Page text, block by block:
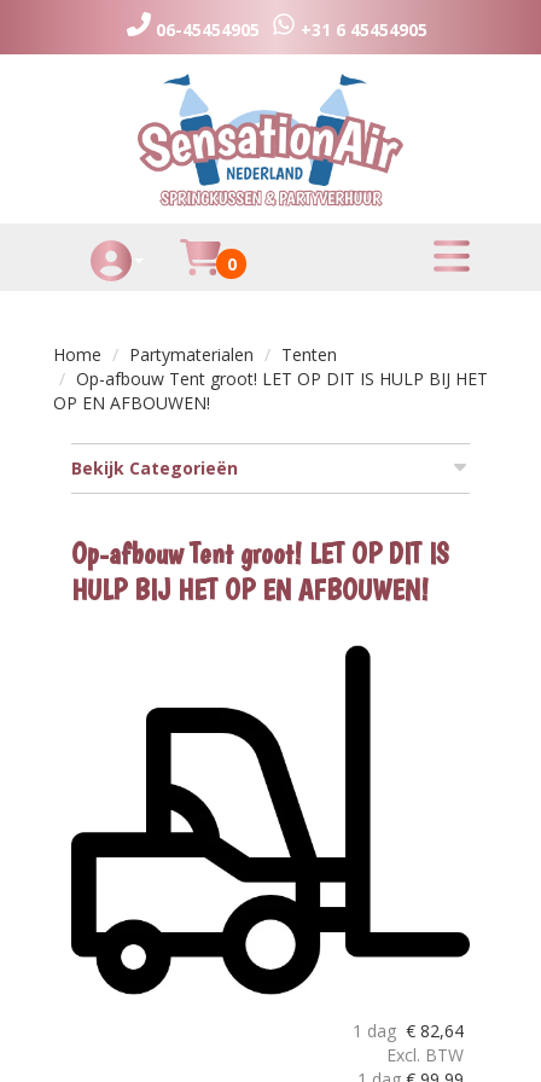
06-45454905 +31 6 45454905
Toggle Account dropdown
Huurmandje
0
toggle menu
Home Partymaterialen
Tenten
Op-afbouw Tent groot! LET OP DIT IS HULP BIJ HET
OP EN AFBOUWEN!
Bekijk Categorieën
Op-afbouw Tent groot! LET OP DIT IS
HULP BIJ HET OP EN AFBOUWEN!
1 dag € 82,64
Excl. BTW